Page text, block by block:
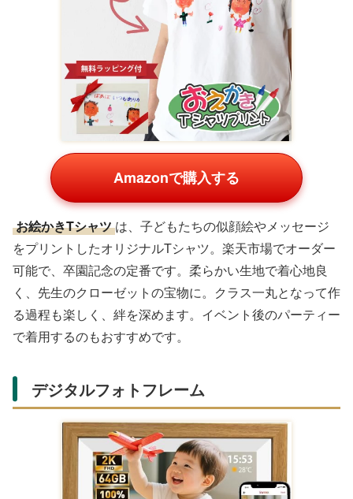
Amazonで購入する
お絵かきTシャツ は、子どもたちの似顔絵やメッセージ
をプリントしたオリジナルTシャツ。楽天市場でオーダー
可能で、卒園記念の定番です。柔らかい生地で着心地良
く、先生のクローゼットの宝物に。クラス一丸となって作
る過程も楽しく、絆を深めます。イベント後のパーティー
で着用するのもおすすめです。
デジタルフォトフレーム